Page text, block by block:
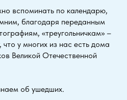
вспоминать по календарю,
благодаря переданным
«треугольничкам» –
у многих из нас есть дома
Великой Отечественной
об ушедших.